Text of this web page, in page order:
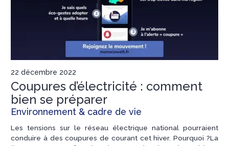
22 décembre 2022
Coupures d’électricité : comment
bien se préparer
Environnement & cadre de vie
Les tensions sur le réseau électrique national pourraient
conduire à des coupures de courant cet hiver. Pourquoi ?La